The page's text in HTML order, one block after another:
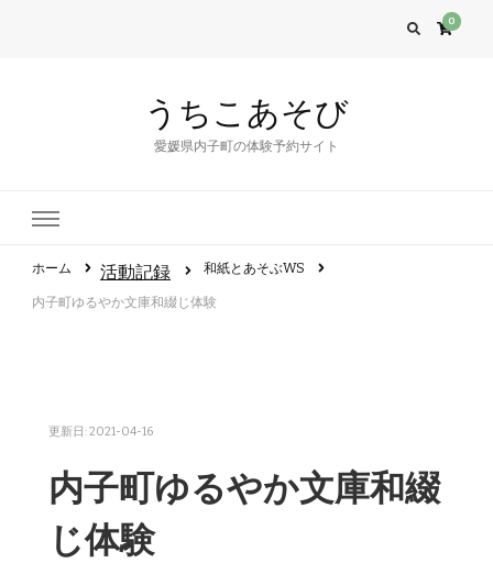
0
うちこあそび
愛媛県内子町の体験予約サイト
ホーム 活動記録 和紙とあそぶWS
内子町ゆるやか文庫和綴じ体験
更新日:2021-04-16
内子町ゆるやか文庫和綴
じ体験